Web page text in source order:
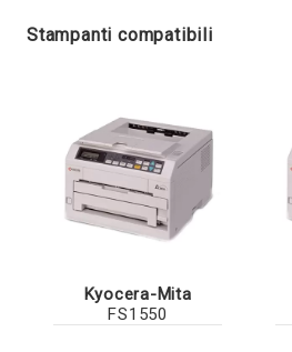
Stampanti compatibili
Kyocera-Mita
FS1550